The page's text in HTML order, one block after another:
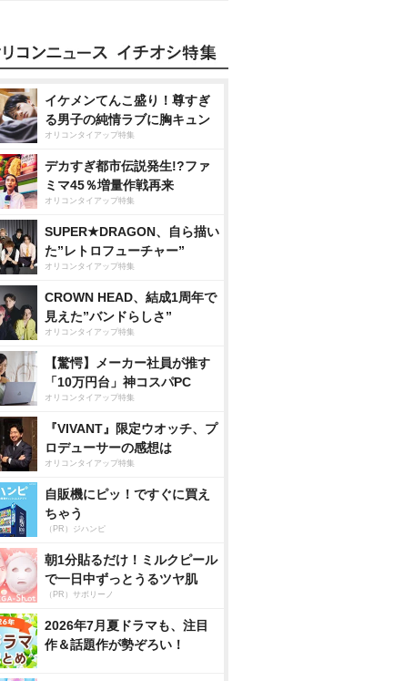
イケメンてんこ盛り！尊すぎ
る男子の純情ラブに胸キュン
オリコンタイアップ特集
デカすぎ都市伝説発生!?ファ
ミマ45％増量作戦再来
オリコンタイアップ特集
SUPER★DRAGON、自ら描い
た”レトロフューチャー”
オリコンタイアップ特集
CROWN HEAD、結成1周年で
見えた”バンドらしさ”
オリコンタイアップ特集
【驚愕】メーカー社員が推す
「10万円台」神コスパPC
オリコンタイアップ特集
『VIVANT』限定ウオッチ、プ
ロデューサーの感想は
オリコンタイアップ特集
自販機にピッ！ですぐに買え
ちゃう
（PR）ジハンピ
朝1分貼るだけ！ミルクピール
で一日中ずっとうるツヤ肌
（PR）サボリーノ
2026年7月夏ドラマも、注目
作＆話題作が勢ぞろい！